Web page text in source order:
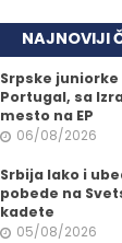
NAJNOVIJI
Srpske
Portugal, sa
mesto na EP
06/08/2026
Srbija lako i
pobede na
kadete
05/08/2026